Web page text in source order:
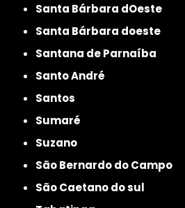
Santa Bárbara dOeste
Santa Bárbara doeste
Santana de Parnaíba
Santo André
Santos
Sumaré
Suzano
São Bernardo do Campo
São Caetano do sul